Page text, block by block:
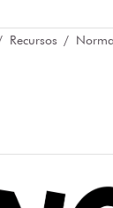
Recursos